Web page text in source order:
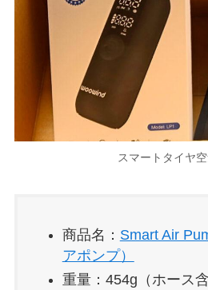
スマートタイヤ
商品名： Smart Air
アポンプ）
重量：454g（ホース